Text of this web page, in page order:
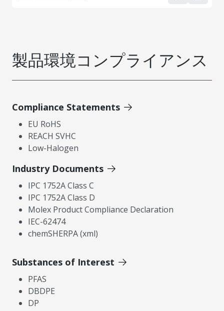
製品環境コンプライアンス
Compliance Statements
EU RoHS
REACH SVHC
Low-Halogen
Industry Documents
IPC 1752A Class C
IPC 1752A Class D
Molex Product Compliance Declaration
IEC-62474
chemSHERPA (xml)
Substances of Interest
PFAS
DBDPE
DP